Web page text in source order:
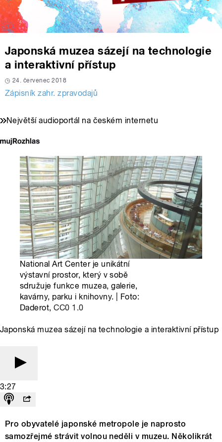
Japonská muzea sázejí na technologie
a interaktivní přístup
24. červenec 2018
Zápisník zahr. zpravodajů
Největší audioportál na českém internetu
National Art Center je unikátní
výstavní prostor, který v sobě
sdružuje funkce muzea, galerie,
kavárny, parku i knihovny. | Foto:
Daderot,CC0 1.0
Japonská muzea sázejí na technologie a interaktivní přístup
3:27
Pro obyvatelé japonské metropole je naprosto
samozřejmé strávit volnou neděli v muzeu. Několikrát